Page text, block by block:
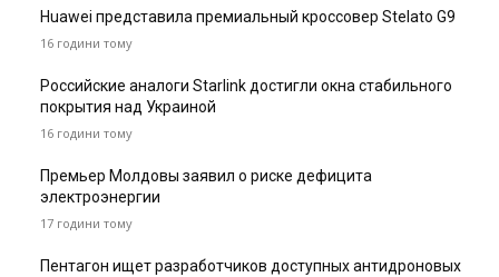
Huawei представила премиальный кроссовер Stelato G9
16 години тому
Российские аналоги Starlink достигли окна стабильного
покрытия над Украиной
16 години тому
Премьер Молдовы заявил о риске дефицита
электроэнергии
17 години тому
Пентагон ищет разработчиков доступных антидроновых